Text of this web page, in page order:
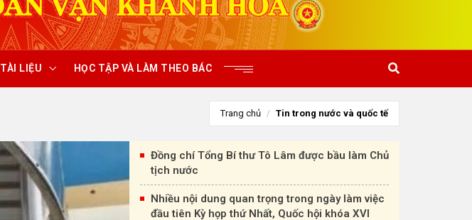
TÀI LIỆU HỌC TẬP VÀ LÀM THEO BÁC
Trang chủ Tin trong nước và quốc tế
Đồng chí Tổng Bí thư Tô Lâm được bầu làm Chủ
tịch nước
Nhiều nội dung quan trọng trong ngày làm việc
đầu tiên Kỳ họp thứ Nhất, Quốc hội khóa XVI